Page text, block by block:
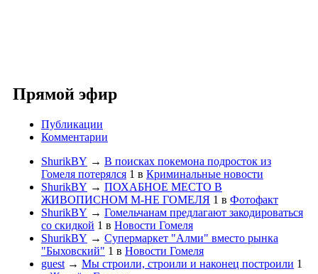
Прямой эфир
Публикации
Комментарии
ShurikBY → В поисках покемона подросток из
Гомеля потерялся 1 в Криминальные новости
ShurikBY → ПОХАБНОЕ МЕСТО В
ЖИВОПИСНОМ М-НЕ ГОМЕЛЯ 1 в Фотофакт
ShurikBY → Гомельчанам предлагают закодироваться
со скидкой 1 в Новости Гомеля
ShurikBY → Супермаркет "Алми" вместо рынка
"Быховский" 1 в Новости Гомеля
guest → Мы строили, строили и наконец построили 1